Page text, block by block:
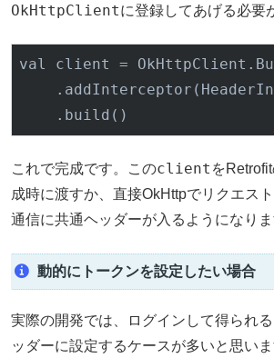
OkHttpClientに登録してあげる必要
val client =
これで完成です。このclient を
成時に渡すか、直接OkHttpでリクエス
通信に共通ヘッダーが入るようになりま
動的にトークンを設定したい場合
実際の開発では、ログインして得られ
ッダーに設定するケースが多いと思いま